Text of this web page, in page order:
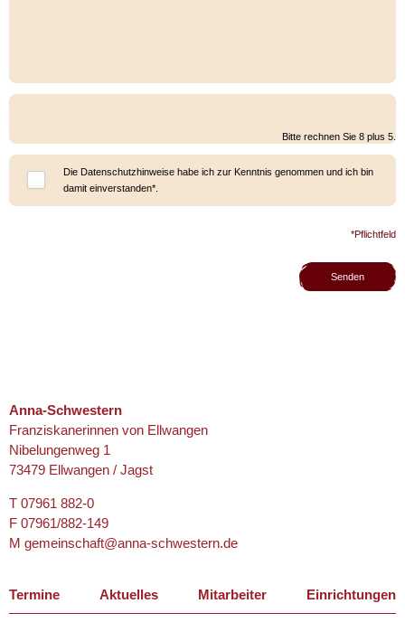
Bitte rechnen Sie 8 plus 5.
Die Datenschutzhinweise habe ich zur Kenntnis genommen und ich bin
damit einverstanden*.
*Pflichtfeld
Senden
Anna-Schwestern
Franziskanerinnen von Ellwangen
Nibelungenweg 1
73479 Ellwangen / Jagst
T 07961 882-0
F 07961/882-149
M gemeinschaft@anna-schwestern.de
Navigation
überspringen
Termine Aktuelles Mitarbeiter Einrichtungen